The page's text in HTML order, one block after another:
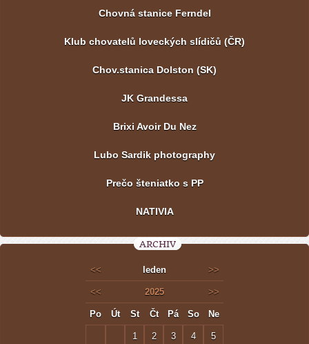
Chovná stanice Ferndel
Klub chovatelů loveckých slídičů (ČR)
Chov.stanica Dolston (SK)
JK Grandessa
Brixi Avoir Du Nez
Lubo Sardik photography
Prečo šteniatko s PP
NATIVIA
ARCHIV
<< leden >>
<< 2025 >>
Po Út St Čt Pá So Ne
1 2 3 4 5